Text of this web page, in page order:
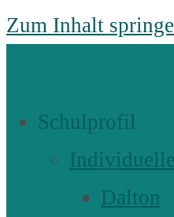
Zum Inhalt
Schulprofil
Dalton